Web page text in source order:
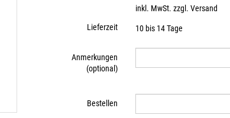
inkl. MwSt. zzgl.Versand
Lieferzeit
10 bis 14 Tage
Anmerkungen
(optional)
Bestellen